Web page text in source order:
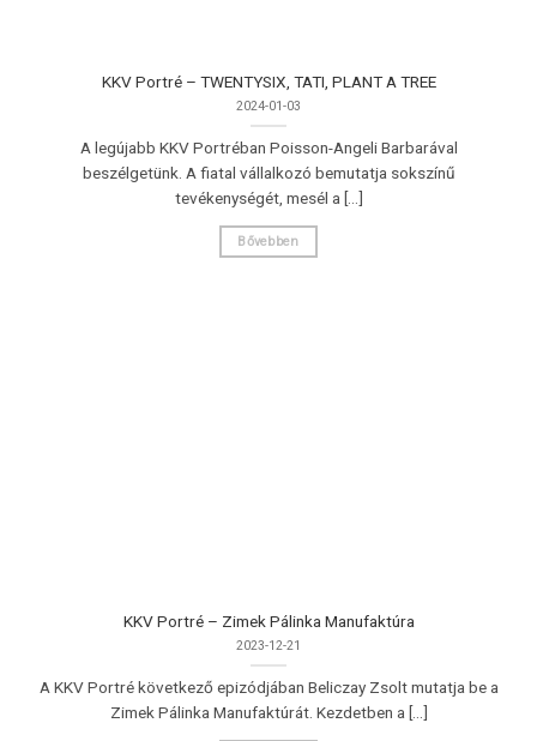
KKV Portré – TWENTYSIX, TATI, PLANT A TREE
2024-01-03
A legújabb KKV Portréban Poisson-Angeli Barbarával
beszélgetünk. A fiatal vállalkozó bemutatja sokszínű
tevékenységét, mesél a [...]
Bővebben
KKV Portré – Zimek Pálinka Manufaktúra
2023-12-21
A KKV Portré következő epizódjában Beliczay Zsolt mutatja be a
Zimek Pálinka Manufaktúrát. Kezdetben a [...]